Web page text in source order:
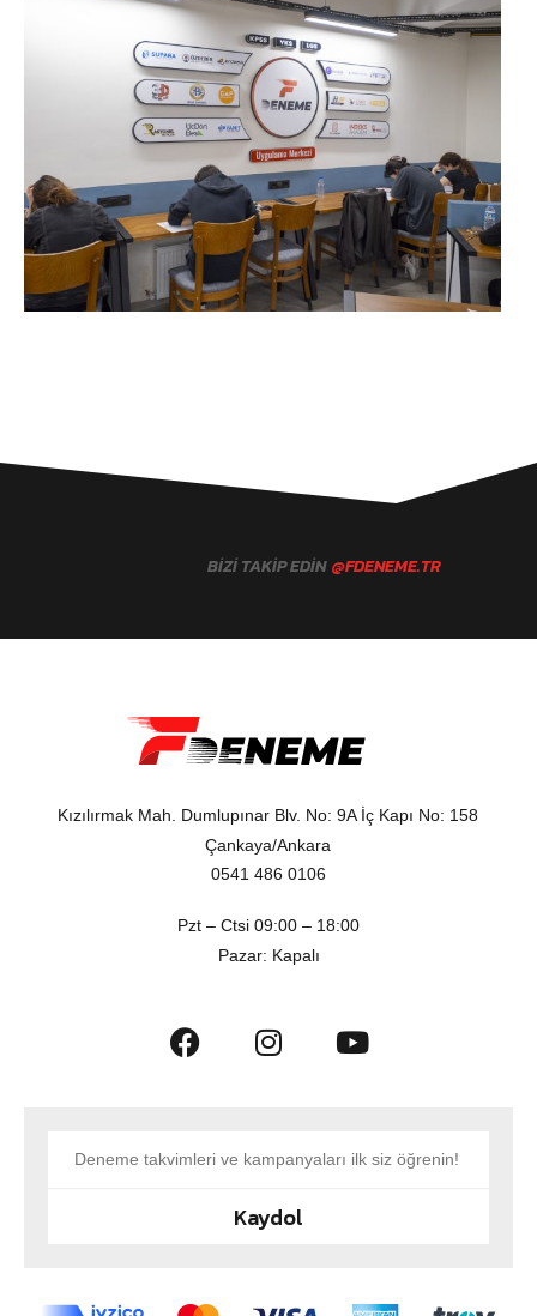
BIZI TAKIP EDIN @FDENEME.TR
Kızılırmak Mah. Dumlupınar Blv. No: 9A İç Kapı No: 158
Çankaya/Ankara
0541 486 0106
Pzt – Ctsi 09:00 – 18:00
Pazar: Kapalı
Kaydol